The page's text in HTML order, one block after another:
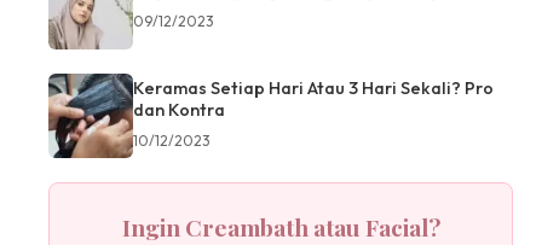
09/12/2023
Keramas Setiap Hari Atau 3 Hari Sekali? Pro
dan Kontra
10/12/2023
Ingin Creambath atau Facial?